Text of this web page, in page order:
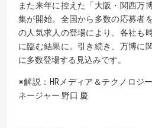
また来年に控えた「大阪・関西万
集が開始。全国から多数の応募者
の人気求人の登場により、各社も
に臨む結果に。引き続き、万博に
に多数登場する見込みです。
※解説：HRメディア＆テクノロ
ネージャー 野口 慶